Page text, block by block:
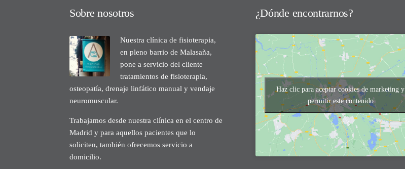
Sobre nosotros
Nuestra clínica de fisioterapia,
en pleno barrio de Malasaña,
pone a servicio del cliente
tratamientos de fisioterapia,
osteopatía, drenaje linfático manual y vendaje
neuromuscular.
Trabajamos desde nuestra clínica en el centro de
Madrid y para aquellos pacientes que lo
soliciten, también ofrecemos servicio a
domicilio.
¿Dónde encontrarnos?
Haz clic para aceptar cookies de marketing y
permitir este contenido